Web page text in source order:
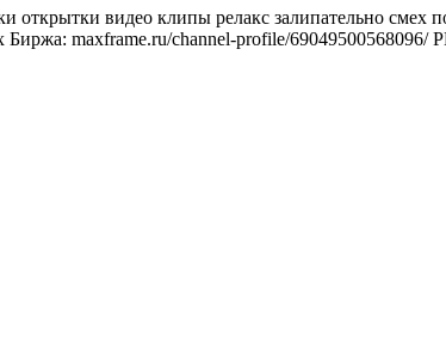
видео клипы релакс залипательно смех
Биржа: maxframe.ru/channel-profile/69049500568096/